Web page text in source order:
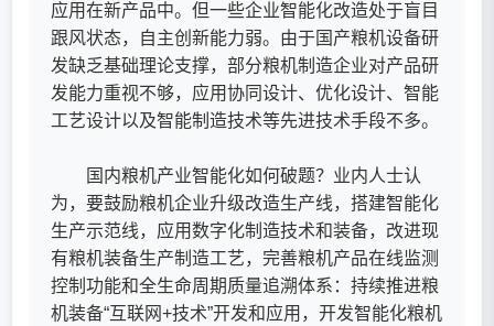
应用在新产品中。但一些企业智能化改造处于盲目
跟风状态，自主创新能力弱。由于国产粮机设备研
发缺乏基础理论支撑，部分粮机制造企业对产品研
发能力重视不够，应用协同设计、优化设计、智能
工艺设计以及智能制造技术等先进技术手段不多。
国内粮机产业智能化如何破题？业内人士认
为，要鼓励粮机企业升级改造生产线，搭建智能化
生产示范线，应用数字化制造技术和装备，改进现
有粮机装备生产制造工艺，完善粮机产品在线监测
控制功能和全生命周期质量追溯体系：持续推进粮
机装备“互联网+技术”开发和应用，开发智能化粮机